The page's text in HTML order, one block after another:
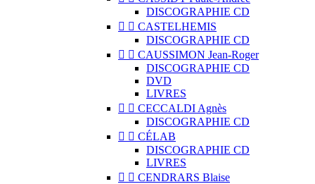
DISCOGRAPHIE CD
  CASTELHEMIS
DISCOGRAPHIE CD
  CAUSSIMON Jean-Roger
DISCOGRAPHIE CD
DVD
LIVRES
  CECCALDI Agnès
DISCOGRAPHIE CD
  CÉLAB
DISCOGRAPHIE CD
LIVRES
  CENDRARS Blaise